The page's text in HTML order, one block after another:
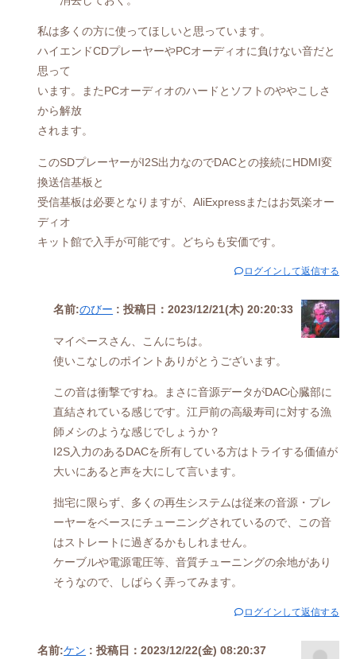
私は多くの方に使ってほしいと思っています。
ハイエンドCDプレーヤーやPCオーディオに負けない音だと
思って
います。またPCオーディオのハードとソフトのややこしさ
から解放
されます。
このSDプレーヤーがI2S出力なのでDACとの接続にHDMI変
換送信基板と
受信基板は必要となりますが、AliExpressまたはお気楽オー
ディオ
キット館で入手が可能です。どちらも安価です。
ログインして返信する
名前:のびー : 投稿日：2023/12/21(木) 20:20:33
マイペースさん、こんにちは。
使いこなしのポイントありがとうございます。
この音は衝撃ですね。まさに音源データがDAC心臓部に
直結されている感じです。江戸前の高級寿司に対する漁
師メシのような感じでしょうか？
I2S入力のあるDACを所有している方はトライする価値が
大いにあると声を大にして言います。
拙宅に限らず、多くの再生システムは従来の音源・プレ
ーヤーをベースにチューニングされているので、この音
はストレートに過ぎるかもしれません。
ケーブルや電源電圧等、音質チューニングの余地があり
そうなので、しばらく弄ってみます。
ログインして返信する
名前:ケン : 投稿日：2023/12/22(金) 08:20:37